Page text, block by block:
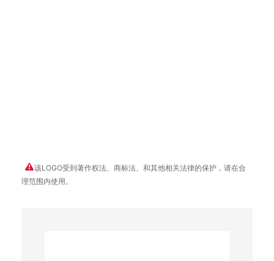
该LOGO受到著作权法、商标法、和其他相关法律的保护，请在合
理范围内使用。